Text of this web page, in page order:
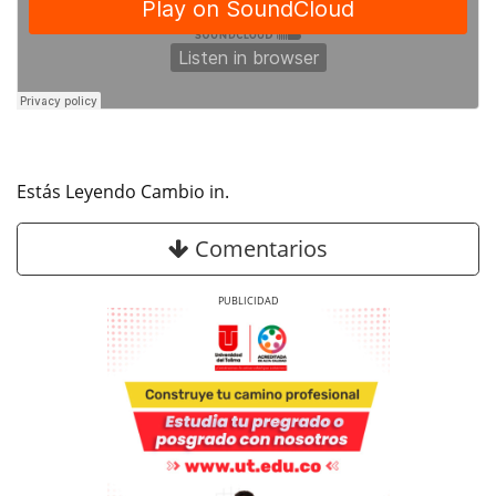
Estás Leyendo Cambio in.
Comentarios